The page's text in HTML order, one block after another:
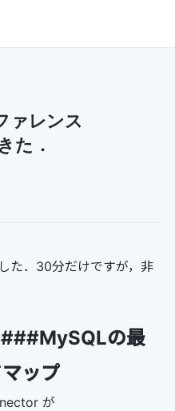
ァレンス
た．
た．30分だけですが，非
の最
ップ
が